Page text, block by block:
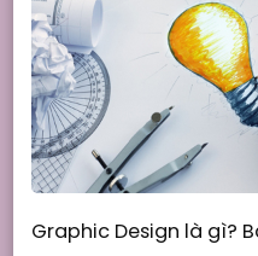
Graphic Design là gì?